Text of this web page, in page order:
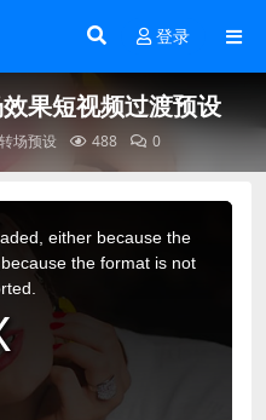
登录
果短视频过渡预设
转场预设 488 0
either because the
the format is not